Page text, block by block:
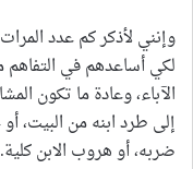
وإنني لأذكر كم عدد
لكي أساعدهم في التفاهم
الآباء، وعادة ما تكون
إلى طرد ابنه من البيت،
ضربه، أو هروب الابن كلية.